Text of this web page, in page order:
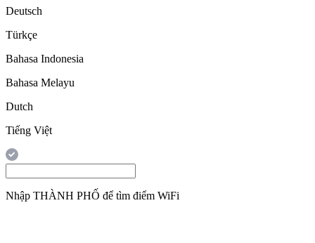
Deutsch
Türkçe
Bahasa Indonesia
Bahasa Melayu
Dutch
Tiếng Việt
Nhập THÀNH PHỐ để tìm điểm WiFi